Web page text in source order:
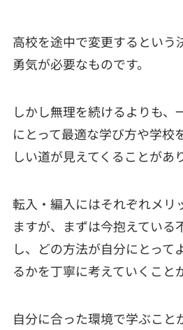
高校を途中で変更するという
勇気が必要なものです。
しかし無理を続けるよりも、
にとって最適な学び方や学校
しい道が見えてくることがあ
転入・編入にはそれぞれメリ
ますが、まずは今抱えている
し、どの方法が自分にとって
るかを丁寧に考えていくこと
自分に合った環境で学ぶこと